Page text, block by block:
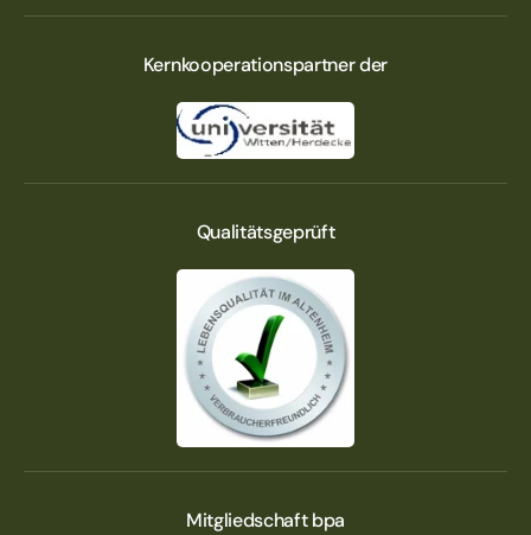
Kern­kooperations­partner der
Qualitätsgeprüft
Mitgliedschaft bpa